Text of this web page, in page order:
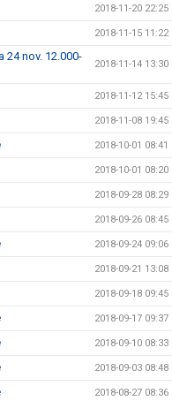
2018-11-20 22:25
2018-11-15 11:22
nov. 12.000-
2018-11-14 13:30
2018-11-12 15:45
2018-11-08 19:45
2018-10-01 08:41
2018-10-01 08:20
2018-09-28 08:29
2018-09-26 08:45
2018-09-24 09:06
2018-09-21 13:08
2018-09-18 09:45
2018-09-17 09:37
2018-09-10 08:33
2018-09-03 08:48
2018-08-27 08:36